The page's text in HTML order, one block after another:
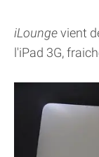
iLoungevient
l'iPad 3G,